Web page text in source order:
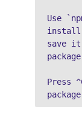
Use
install
save it
Press